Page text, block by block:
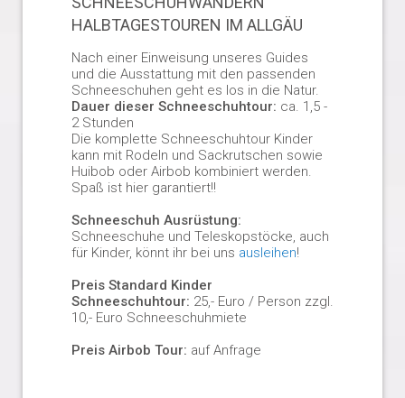
HALBTAGESTOUREN IM ALLGÄU
Nach einer Einweisung unseres Guides
und die Ausstattung mit den passenden
Schneeschuhen geht es los in die Natur.
Dauer dieser Schneeschuhtour: ca. 1,5 -
2 Stunden
Die komplette Schneeschuhtour Kinder
kann mit Rodeln und Sackrutschen sowie
Huibob oder Airbob kombiniert werden.
Spaß ist hier garantiert!!
Schneeschuh Ausrüstung:
Schneeschuhe und Teleskopstöcke, auch
für Kinder, könnt ihr bei uns ausleihen!
Preis Standard Kinder
Schneeschuhtour: 25,- Euro / Person zzgl.
10,- Euro Schneeschuhmiete
Preis Airbob Tour: auf Anfrage